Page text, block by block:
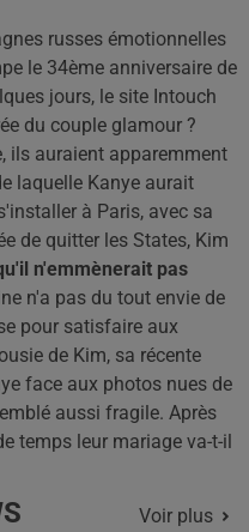
russes émotionnelles
le 34ème anniversaire de
jours, le site Intouch
du couple glamour ?
ils auraient apparemment
laquelle Kanye aurait
à Paris, avec sa
de quitter les States, Kim
n'emmènerait pas
n'a pas du tout envie de
pour satisfaire aux
de Kim, sa récente
face aux photos nues de
aussi fragile. Après
temps leur mariage va-t-il
Voir plus